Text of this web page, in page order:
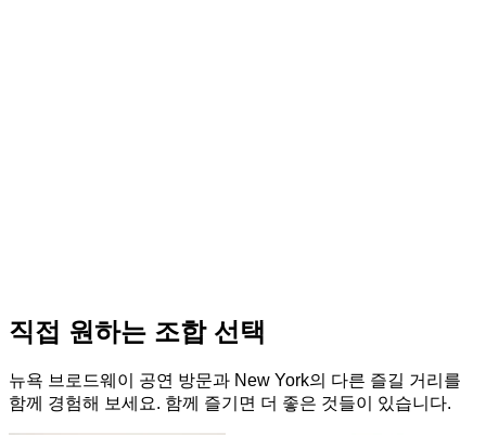
직접 원하는 조합 선택
뉴욕 브로드웨이 공연 방문과 New York의 다른 즐길 거리를
함께 경험해 보세요. 함께 즐기면 더 좋은 것들이 있습니다.